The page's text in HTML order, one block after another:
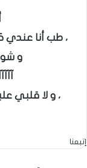
، طب أنا عندي
و
، و لا قلبي
إتبعنا